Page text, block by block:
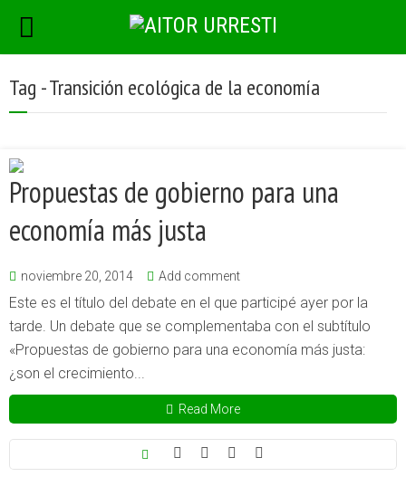
Tag - Transición ecológica de la economía
Propuestas de gobierno para una
economía más justa
noviembre 20, 2014 Add comment
Este es el título del debate en el que participé ayer por la
tarde. Un debate que se complementaba con el subtítulo
«Propuestas de gobierno para una economía más justa:
¿son el crecimiento...
Read More